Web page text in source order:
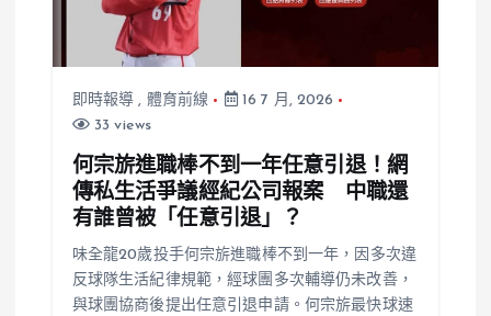
即時報導 , 體育前線
16 7 月, 2026
33 views
何宗旂進職棒不到一年任意引退！網
傳私生活爭議經紀公司報案 中職還
有誰曾被「任意引退」？
味全龍20歲投手何宗旂進職棒不到一年，因多次違
反球隊生活紀律規範，經球團多次輔導仍未改善，
與球團協商後提出任意引退申請。何宗旂最快球速